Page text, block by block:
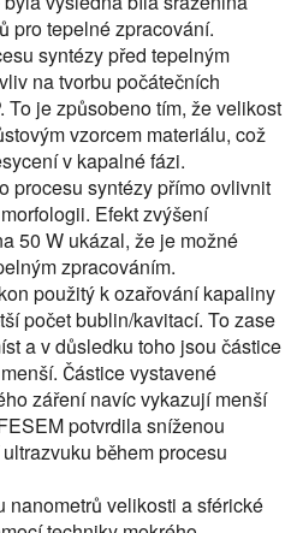
pro tepelné zpracování.
syntézy před tepelným
na tvorbu počátečních
je způsobeno tím, že velikost
vzorcem materiálu, což
v kapalné fázi.
procesu syntézy přímo ovlivnit
Efekt zvýšení
50 W ukázal, že je možné
zpracováním.
použitý k ozařování kapaliny
počet bublin/kavitací. To zase
a v důsledku toho jsou částice
Částice vystavené
záření navíc vykazují menší
potvrdila sníženou
během procesu
nanometrů velikosti a sférické